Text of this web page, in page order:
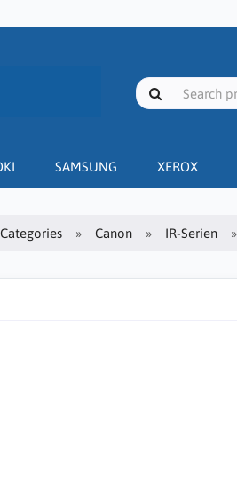
SAMSUNG XEROX
Categories Canon IR-Serien